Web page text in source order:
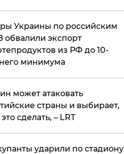
Украины по российским
обвалили экспорт
из РФ до 10-
минимума
может атаковать
страны и выбирает,
сделать, – LRT
ударили по стадиону